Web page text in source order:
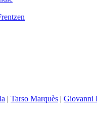
| Tarso Marquès | Giovanni